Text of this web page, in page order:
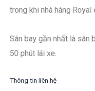
trong khi nhà hàng
Sân bay gần nhất là sân
50 phút lái xe.
Thông tin liên hệ